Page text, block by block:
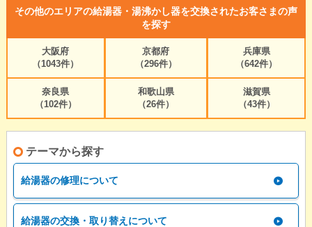
その他のエリアの給湯器・湯沸かし器を交換されたお客さまの声
を探す
大阪府
（1043件）
京都府
（296件）
兵庫県
（642件）
奈良県
（102件）
和歌山県
（26件）
滋賀県
（43件）
テーマから探す
給湯器の修理について
給湯器の交換・取り替えについて